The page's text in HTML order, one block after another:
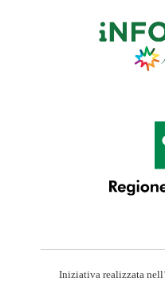
Iniziativa realizzata